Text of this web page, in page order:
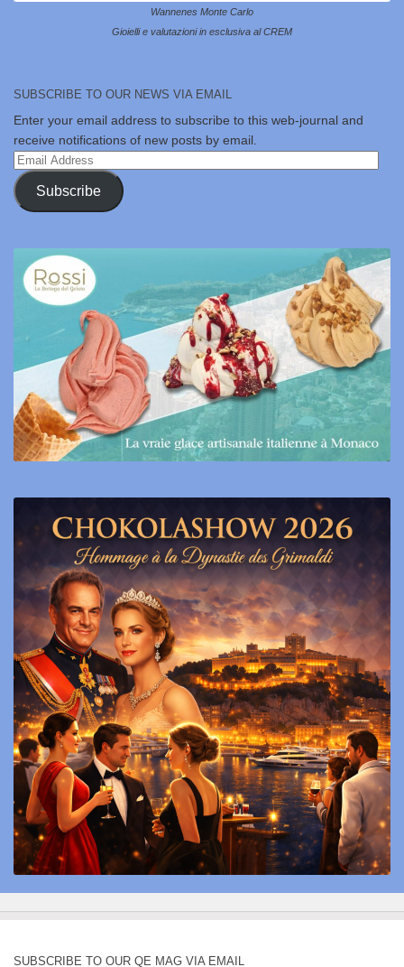
Wannenes Monte Carlo
Gioielli e valutazioni in esclusiva al CREM
SUBSCRIBE TO OUR NEWS VIA EMAIL
Enter your email address to subscribe to this web-journal and
receive notifications of new posts by email.
Email
Address
Subscribe
SUBSCRIBE TO OUR QE MAG VIA EMAIL